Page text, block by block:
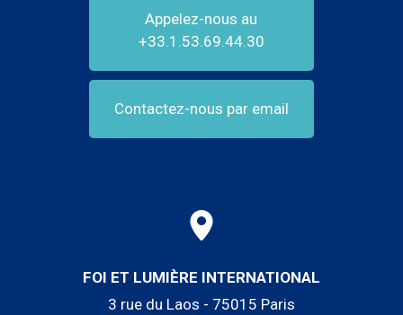
Appelez-nous au
+33.1.53.69.44.30
Contactez-nous par email
FOI ET LUMIÈRE INTERNATIONAL
3 rue du Laos - 75015 Paris